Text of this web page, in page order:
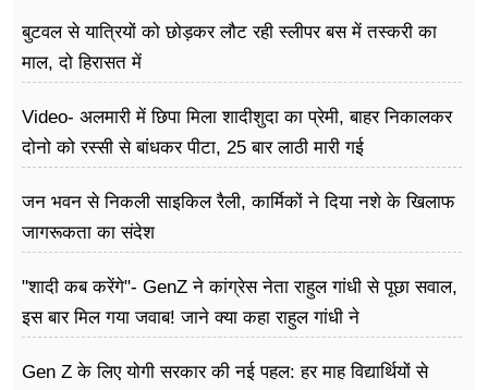
बुटवल से यात्रियों को छोड़कर लौट रही स्लीपर बस में तस्करी का
माल, दो हिरासत में
Video- अलमारी में छिपा मिला शादीशुदा का प्रेमी, बाहर निकालकर
दोनो को रस्सी से बांधकर पीटा, 25 बार लाठी मारी गई
जन भवन से निकली साइकिल रैली, कार्मिकों ने दिया नशे के खिलाफ
जागरूकता का संदेश
"शादी कब करेंगे"- GenZ ने कांग्रेस नेता राहुल गांधी से पूछा सवाल,
इस बार मिल गया जवाब! जाने क्या कहा राहुल गांधी ने
Gen Z के लिए योगी सरकार की नई पहल: हर माह विद्यार्थियों से